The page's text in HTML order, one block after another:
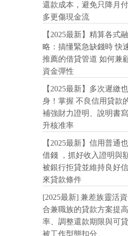
還款成本，避免只降月
多更傷現金流
【2025最新】精算各式
略：搞懂緊急缺錢時 快
推薦的借貸管道 如何兼
資金彈性
【2025最新】多次遲繳
身！掌握 不良信用貸款
補強財力證明、說明書
升核准率
【2025最新】信用普通
借錢 ，抓好收入證明與
被銀行拒貸並維持良好
來貸款條件
[2025最新] 兼差族靈活
合兼職族的貸款方案提
率、調整還款期限與可
被工作型態扣分